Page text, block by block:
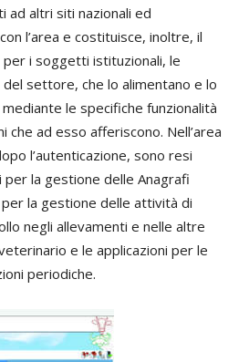
ad altri siti nazionali ed
l’area e costituisce, inoltre, il
per i soggetti istituzionali, le
settore, che lo alimentano e lo
le specifiche funzionalità
ad esso afferiscono. Nell’area
l’autenticazione, sono resi
per la gestione delle Anagrafi
la gestione delle attività di
negli allevamenti e nelle altre
e le applicazioni per le
periodiche.